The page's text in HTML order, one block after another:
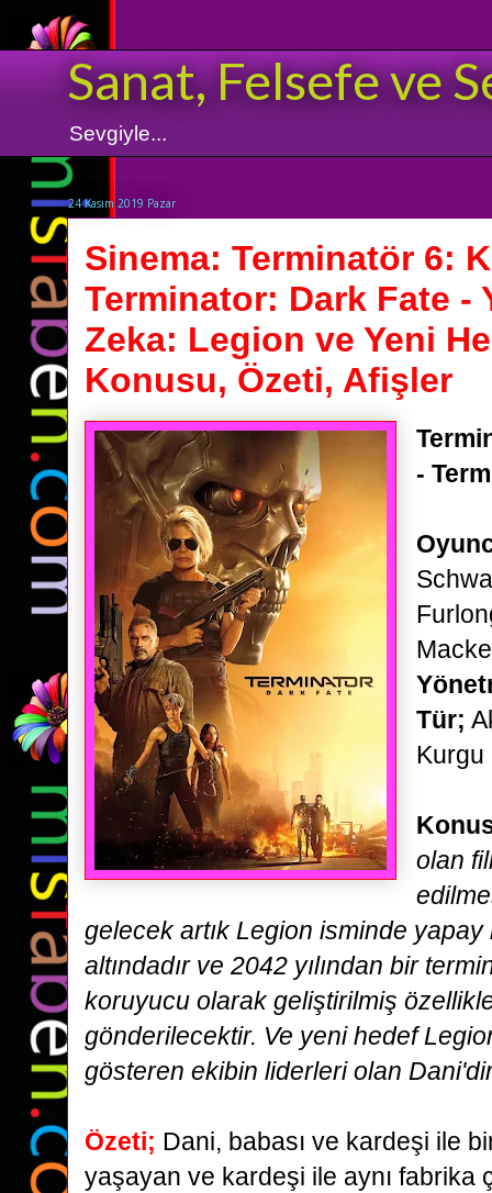
Sanat, Felsefe ve
Sevgiyle...
24 Kasım 2019 Pazar
Sinema: Terminatör 6:
Terminator: Dark Fate -
Zeka: Legion ve Yeni
Konusu, Özeti, Afişler
-
Tür;
Kurgu
olan
gelecek artık Legion isminde yapay
altındadır ve 2042 yılından bir
koruyucu olarak geliştirilmiş
gönderilecektir. Ve yeni hedef
gösteren ekibin liderleri olan
Özeti; Dani, babası ve kardeşi ile
yaşayan ve kardeşi ile aynı fabrika